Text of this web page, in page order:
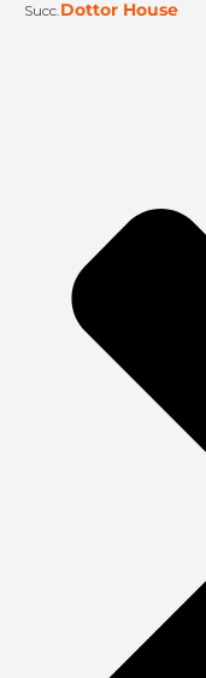
Succ.Dottor House